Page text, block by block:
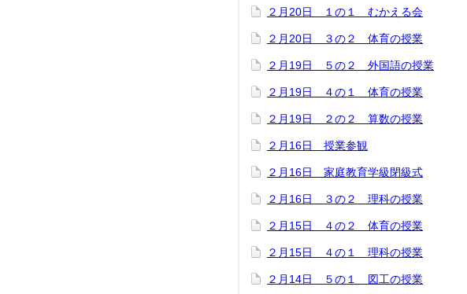
２月20日 １の１ むかえる会
２月20日 ３の２ 体育の授業
２月19日 ５の２ 外国語の授業
２月19日 ４の１ 体育の授業
２月19日 ２の２ 算数の授業
２月16日 授業参観
２月16日 家庭教育学級閉級式
２月16日 ３の２ 理科の授業
２月15日 ４の２ 体育の授業
２月15日 ４の１ 理科の授業
２月14日 ５の１ 図工の授業